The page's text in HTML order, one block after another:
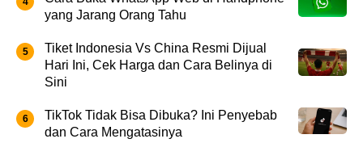
yang Jarang Orang Tahu
Tiket Indonesia Vs China Resmi Dijual
Hari Ini, Cek Harga dan Cara Belinya di
Sini
TikTok Tidak Bisa Dibuka? Ini Penyebab
dan Cara Mengatasinya